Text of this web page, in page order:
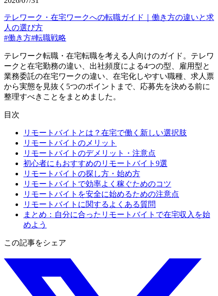
テレワーク・在宅ワークへの転職ガイド｜働き方の違いと求
人の選び方
#働き方#転職戦略
テレワーク転職・在宅転職を考える人向けのガイド。テレワ
ークと在宅勤務の違い、出社頻度による4つの型、雇用型と
業務委託の在宅ワークの違い、在宅化しやすい職種、求人票
から実態を見抜く5つのポイントまで、応募先を決める前に
整理すべきことをまとめました。
目次
リモートバイトとは？在宅で働く新しい選択肢
リモートバイトのメリット
リモートバイトのデメリット・注意点
初心者にもおすすめのリモートバイト9選
リモートバイトの探し方・始め方
リモートバイトで効率よく稼ぐためのコツ
リモートバイトを安全に始めるための注意点
リモートバイトに関するよくある質問
まとめ：自分に合ったリモートバイトで在宅収入を始
めよう
この記事をシェア